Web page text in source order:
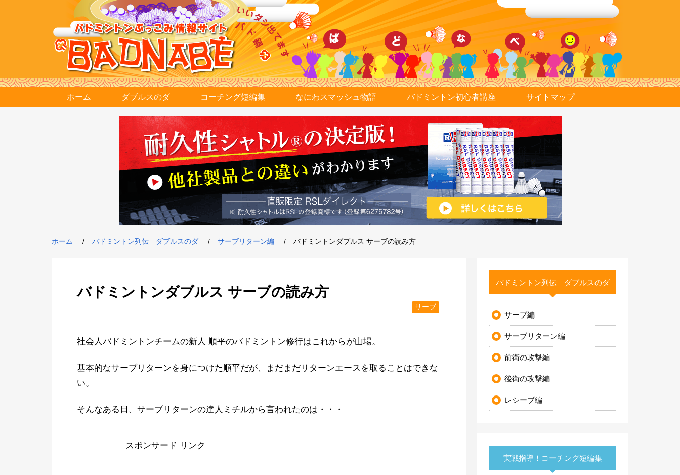
ホーム ダブルスのダ コーチング短編集 なにわスマッシュ物語 バドミントン初心者講座 サイトマップ
ホーム バドミントン列伝 ダブルスのダ サーブリターン編 バドミントンダブルス サーブの読み方
バドミントンダブルス サーブの読み方
サーブ
社会人バドミントンチームの新人 順平のバドミントン修行はこれからが山場。
基本的なサーブリターンを身につけた順平だが、まだまだリターンエースを取ることはできな
い。
そんなある日、サーブリターンの達人ミチルから言われたのは・・・
スポンサード リンク
バドミントン列伝 ダブルスのダ
サーブ編
サーブリターン編
前衛の攻撃編
後衛の攻撃編
レシーブ編
実戦指導！コーチング短編集